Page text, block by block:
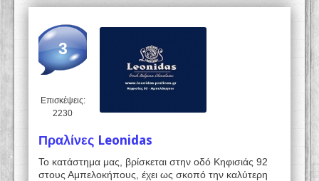
3
Επισκέψεις:
2230
Πραλίνες Leonidas
Το κατάστημα μας, βρίσκεται στην οδό Κηφισιάς 92
στους Αμπελοκήπους, έχει ως σκοπό την καλύτερη